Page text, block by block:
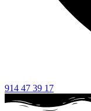
914 47 39 17